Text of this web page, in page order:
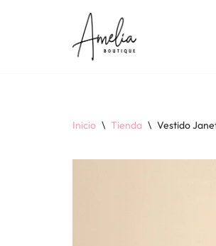
Inicio \ Tienda \ Vestido